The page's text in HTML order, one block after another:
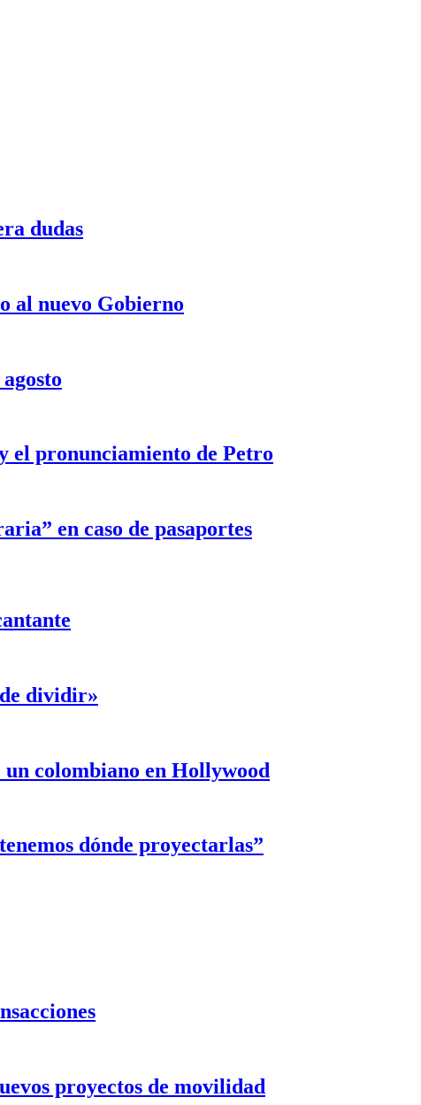
dudas
al nuevo Gobierno
el pronunciamiento de Petro
en caso de pasaportes
dividir»
colombiano en Hollywood
dónde proyectarlas”
proyectos de movilidad